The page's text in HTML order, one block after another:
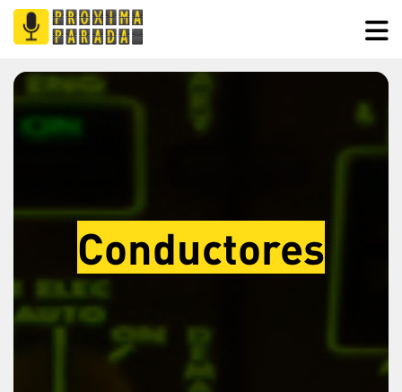
Conductores